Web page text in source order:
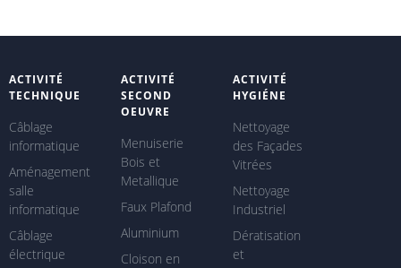
ACTIVITÉ
TECHNIQUE
Câblage
informatique
Aménagement
salle
informatique
Câblage
électrique
ACTIVITÉ
SECOND
OEUVRE
Menuiserie
Bois et
Metallique
Faux Plafond
Aluminium
Cloison en
ACTIVITÉ
HYGIÉNE
Nettoyage
des Façades
Vitrées
Nettoyage
Industriel
Dératisation
et